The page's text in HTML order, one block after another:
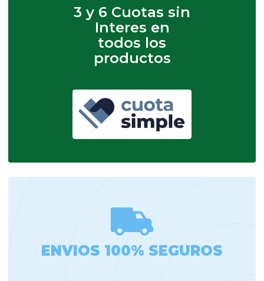
3 y 6 Cuotas sin
Interes en
todos los
productos
ENVIOS 100% SEGUROS